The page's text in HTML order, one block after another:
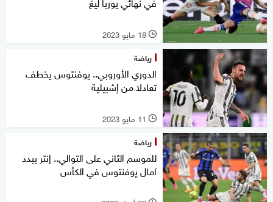
l 18 مايو 2023
رياضة
الدوري الأوروبي.. يوفنتوس يخطف
تعادلا من إشبيلية
l 11 مايو 2023
رياضة
للموسم الثاني على التوالي.. إنتر يبدد
آمال يوفنتوس في الكأس